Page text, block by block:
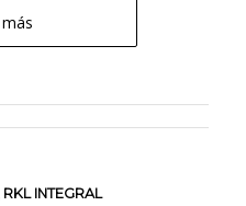
RKL INTEGRAL